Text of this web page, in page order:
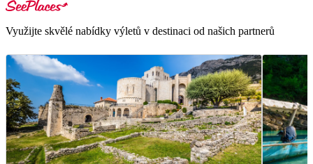
Využijte skvělé nabídky výletů v destinaci od našich partnerů